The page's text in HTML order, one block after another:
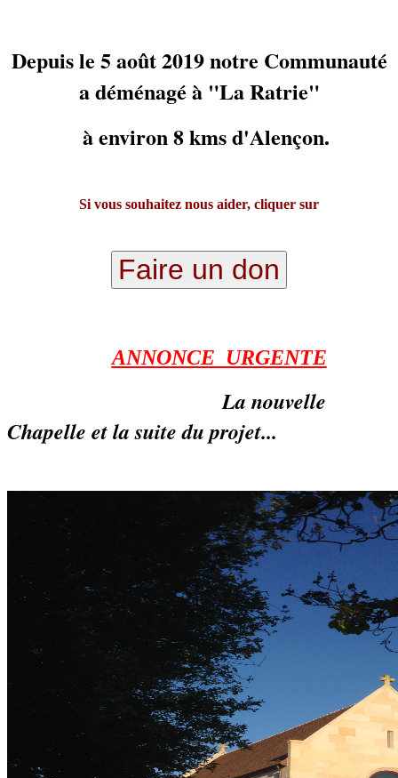
Depuis le 5 août 2019 notre Communauté
a déménagé à "La Ratrie"
à environ 8 kms d'Alençon.
Si vous souhaitez nous aider, cliquer sur
Faire un don
ANNONCE URGENTE
La nouvelle
Chapelle et la suite du projet...